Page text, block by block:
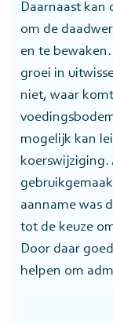
Daarnaast kan
om de
en te
groei in
niet, waar
mogelijk kan
koerswijziging.
aanname was
tot de keuze
Door daar
helpen om